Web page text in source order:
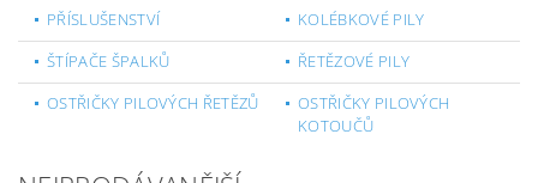
PŘÍSLUŠENSTVÍ
KOLÉBKOVÉ PILY
ŠTÍPAČE ŠPALKŮ
ŘETĚZOVÉ PILY
OSTŘIČKY PILOVÝCH ŘETĚZŮ
OSTŘIČKY PILOVÝCH
KOTOUČŮ